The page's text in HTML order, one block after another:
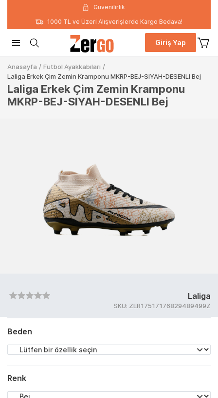
Güvenilirlik
1000 TL ve Üzeri Alışverişlerde Kargo Bedava!
Giriş Yap
Anasayfa / Futbol Ayakkabıları /
Laliga Erkek Çim Zemin Kramponu MKRP-BEJ-SIYAH-DESENLI Bej
Laliga Erkek Çim Zemin Kramponu
MKRP-BEJ-SIYAH-DESENLI Bej
Laliga
SKU: ZER17517176829489499Z
Beden
Renk